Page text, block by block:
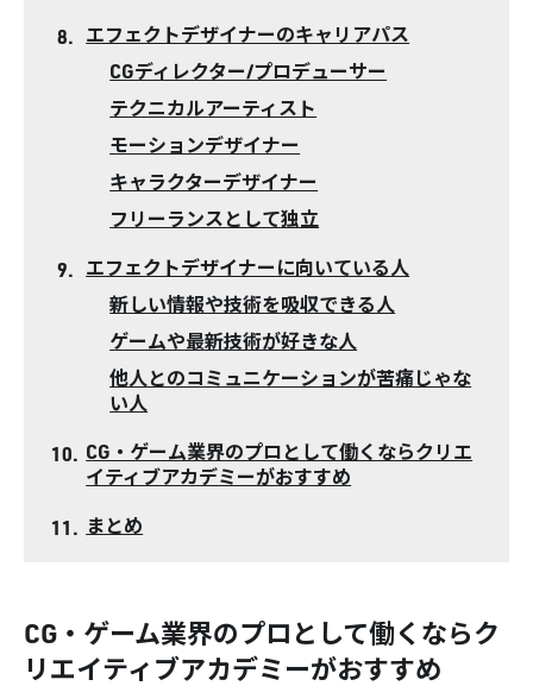
エフェクトデザイナーのキャリアパス
CGディレクター/プロデューサー
テクニカルアーティスト
モーションデザイナー
キャラクターデザイナー
フリーランスとして独立
エフェクトデザイナーに向いている人
新しい情報や技術を吸収できる人
ゲームや最新技術が好きな人
他人とのコミュニケーションが苦痛じゃな
い人
CG・ゲーム業界のプロとして働くならクリエ
イティブアカデミーがおすすめ
まとめ
CG・ゲーム業界のプロとして働くならク
リエイティブアカデミーがおすすめ